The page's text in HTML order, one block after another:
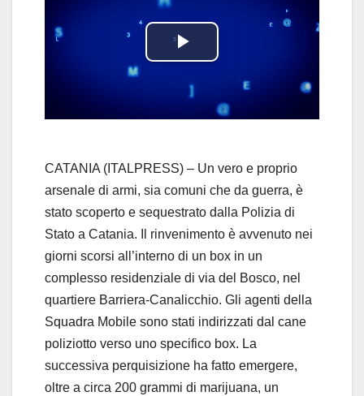
P
l
y
V
i
d
e
o
CATANIA (ITALPRESS) – Un vero e proprio
arsenale di armi, sia comuni che da guerra, è
stato scoperto e sequestrato dalla Polizia di
Stato a Catania. Il rinvenimento è avvenuto nei
giorni scorsi all’interno di un box in un
complesso residenziale di via del Bosco, nel
quartiere Barriera-Canalicchio. Gli agenti della
Squadra Mobile sono stati indirizzati dal cane
poliziotto verso uno specifico box. La
successiva perquisizione ha fatto emergere,
oltre a circa 200 grammi di marijuana, un